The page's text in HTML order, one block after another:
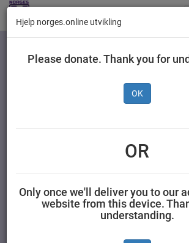
Kategorier
Skivet 150 g
Hjelp norges.online utvikling
Please donate. Thank you for
OK
OR
Only once we'll deliver you to our
website from this device.
understanding.